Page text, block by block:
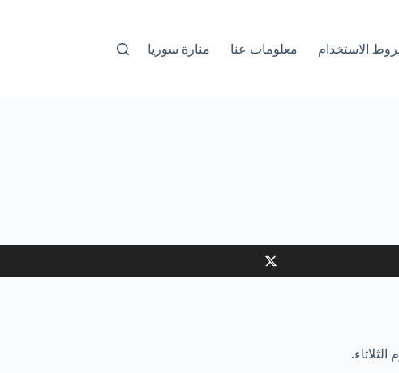
الاستخدام معلومات عنا منارة سوريا